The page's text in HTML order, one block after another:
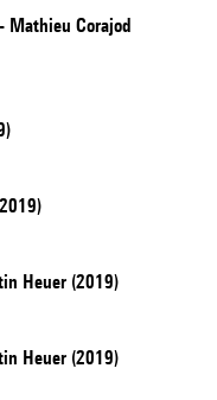
Mathieu Corajod
Heuer (2019)
Heuer (2019)